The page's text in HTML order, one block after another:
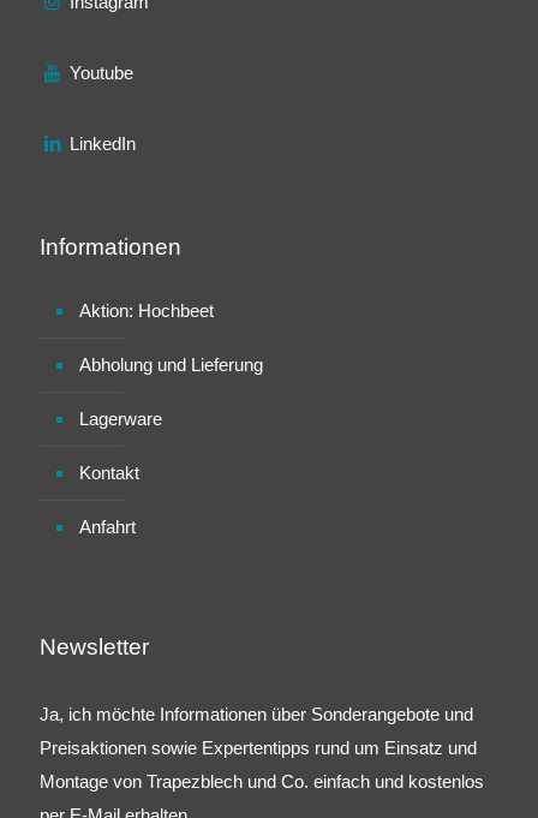
Youtube
LinkedIn
Informationen
Aktion: Hochbeet
Abholung und Lieferung
Lagerware
Kontakt
Anfahrt
Newsletter
Ja, ich möchte Informationen über Sonderangebote und
Preisaktionen sowie Expertentipps rund um Einsatz und
Montage von Trapezblech und Co. einfach und kostenlos